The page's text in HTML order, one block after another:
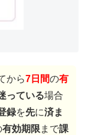
から7日間の有
っている場合
録を先に済ま
有効期限 まで課